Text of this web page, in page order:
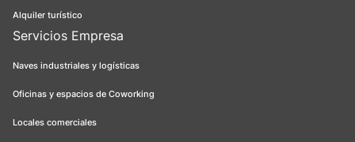
Alquiler turístico
Servicios Empresa
Naves industriales y logísticas
Oficinas y espacios de Coworking
Locales comerciales